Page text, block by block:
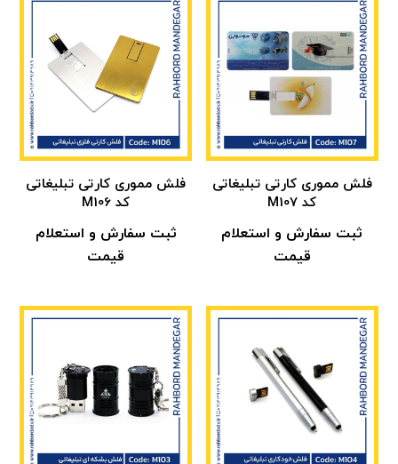
فلش مموری کارتی تبلیغاتی
کد M107
ثبت سفارش و استعلام
قیمت
فلش مموری کارتی تبلیغاتی
کد M106
ثبت سفارش و استعلام
قیمت